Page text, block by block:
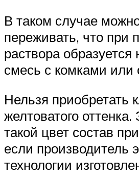
В таком случае
переживать, что при
раствора образуется
смесь с комками или
Нельзя приобретать
желтоватого
такой цвет состав
если производитель
технологии